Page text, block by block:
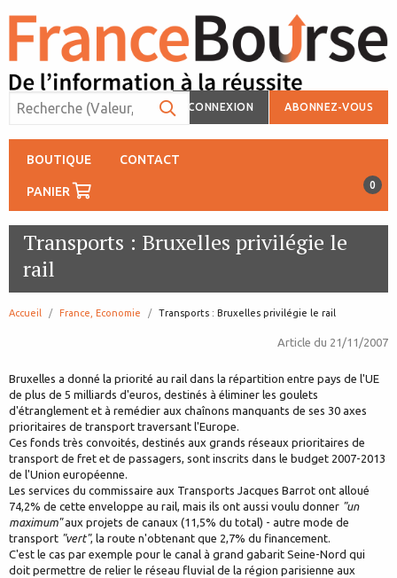
CONNEXION ABONNEZ-VOUS
BOUTIQUE CONTACT
PANIER 0
Transports : Bruxelles privilégie le
rail
Accueil France, Economie page:
Transports : Bruxelles privilégie le rail
Article du 21/11/2007
Bruxelles a donné la priorité au rail dans la répartition entre pays de l'UE
de plus de 5 milliards d'euros, destinés à éliminer les goulets
d'étranglement et à remédier aux chaînons manquants de ses 30 axes
prioritaires de transport traversant l'Europe.
Ces fonds très convoités, destinés aux grands réseaux prioritaires de
transport de fret et de passagers, sont inscrits dans le budget 2007-2013
de l'Union européenne.
Les services du commissaire aux Transports Jacques Barrot ont alloué
74,2% de cette enveloppe au rail, mais ils ont aussi voulu donner "un
maximum"aux projets de canaux (11,5% du total) - autre mode de
transport "vert", la route n'obtenant que 2,7% du financement.
C'est le cas par exemple pour le canal à grand gabarit Seine-Nord qui
doit permettre de relier le réseau fluvial de la région parisienne aux